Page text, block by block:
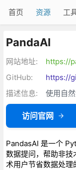
首页 资源 工
PandaAI
网站地址:
https://
GitHub:
https://
描述信息:
使用自
访问官网
PandasAI 是一个
数据提问，帮助非技
术用户节省数据处理